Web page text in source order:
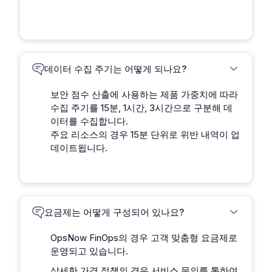
데이터 수집 주기는 어떻게 되나요?
보안 점수 산출에 사용하는 제품 가중치에 따라
수집 주기를 15분, 1시간, 3시간으로 구분해 데
이터를 수집합니다.
주요 리소스의 경우 15분 단위로 위반 내역이 업
데이트됩니다.
요금제는 어떻게 구성되어 있나요?
OpsNow FinOps의 경우 고객 맞춤형 요금제로
운영되고 있습니다.